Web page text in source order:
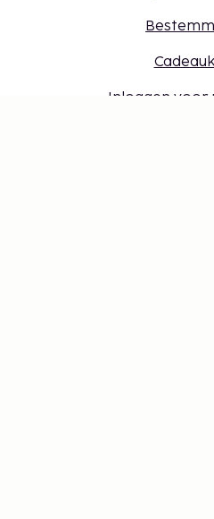
Inloggen voor